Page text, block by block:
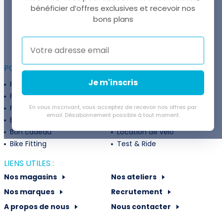
UNE QUESTION ?
+41 22 307 02 00
POUR ALLER PLUS LOIN :
Programme fidélité
Entreprises
Financement
Services
Flexibilité de paiement
Subventions
Extension de garantie
Politique de retour
Bon cadeau
Location de vélo
Bike Fitting
Test & Ride
LIENS UTILES :
Nos magasins
Nos ateliers
Nos marques
Recrutement
A propos de nous
Nous contacter
bénéficier d’offres exclusives et recevoir nos
bons plans
Je m'inscris
En vous inscrivant, vous acceptez de recevoir nos offres par
email. Désabonnement possible à tout moment.